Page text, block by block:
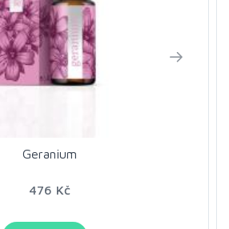
Geranium
476 Kč